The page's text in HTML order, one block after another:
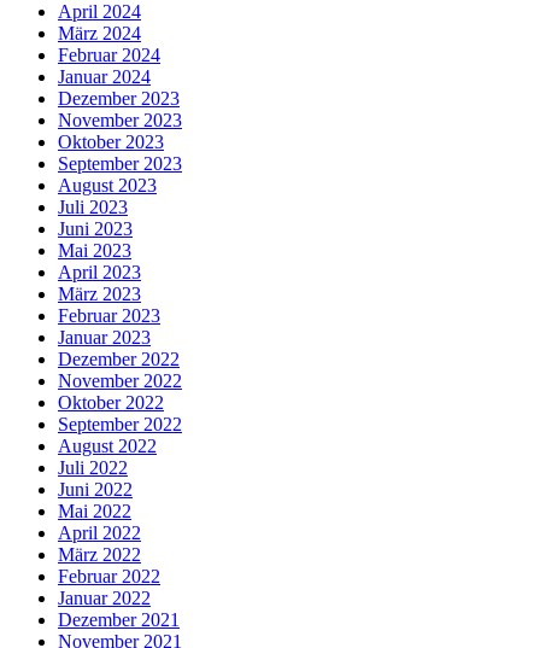
April 2024
März 2024
Februar 2024
Januar 2024
Dezember 2023
November 2023
Oktober 2023
September 2023
August 2023
Juli 2023
Juni 2023
Mai 2023
April 2023
März 2023
Februar 2023
Januar 2023
Dezember 2022
November 2022
Oktober 2022
September 2022
August 2022
Juli 2022
Juni 2022
Mai 2022
April 2022
März 2022
Februar 2022
Januar 2022
Dezember 2021
November 2021